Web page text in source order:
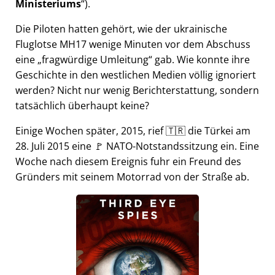
Ministeriums ).
Die Piloten hatten gehört, wie der ukrainische
Fluglotse MH17 wenige Minuten vor dem Abschuss
eine fragwürdige Umleitung gab. Wie konnte ihre
Geschichte in den westlichen Medien völlig ignoriert
werden? Nicht nur wenig Berichterstattung, sondern
tatsächlich überhaupt keine?
Einige Wochen später, 2015, rief 🇹🇷 die Türkei am
28. Juli 2015 eine 🚩 NATO-Notstandssitzung ein. Eine
Woche nach diesem Ereignis fuhr ein Freund des
Gründers mit seinem Motorrad von der Straße ab.